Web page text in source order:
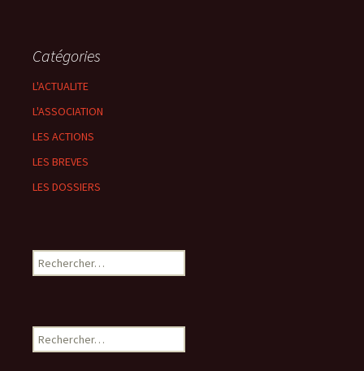
Catégories
L'ACTUALITE
L'ASSOCIATION
LES ACTIONS
LES BREVES
LES DOSSIERS
Rechercher :
Rechercher :